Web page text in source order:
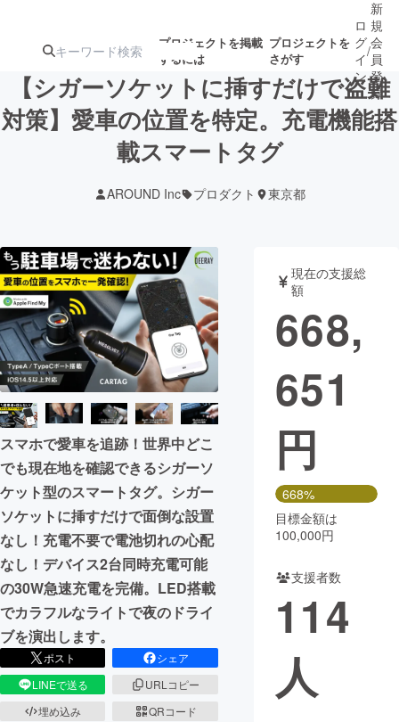
プロジェクトを掲載
するには
プロジェクトを
さがす
注目のリ 注目の新着プロ
募集終了が近いプ
テクノロジー・ガジェット
映像・映画 書籍・雑誌
ビジネス・起業 チャレンジ
まちづくり・地域活性化
CAMPFIRE for Social Good
CAMPFIRE Creation
CAMPFIREふるさと納税machi-ya コミュニティ
ロ
グ
イ
ン
/
新
規
会
員
登
録
【シガーソケットに挿すだけで盗難
対策】愛車の位置を特定。充電機能搭
載スマートタグ
AROUND Inc プロダクト 東京都
スマホで愛車を追跡！世界中どこ
でも現在地を確認できるシガーソ
ケット型のスマートタグ。シガー
ソケットに挿すだけで面倒な設置
なし！充電不要で電池切れの心配
なし！デバイス2台同時充電可能
の30W急速充電を完備。LED搭載
でカラフルなライトで夜のドライ
ブを演出します。
ポスト
シェア
LINEで送る
URLコピー
埋め込み
QRコード
現在の支援総
額
668,
651
円
668%
目標金額は
100,000円
支援者数
114
人